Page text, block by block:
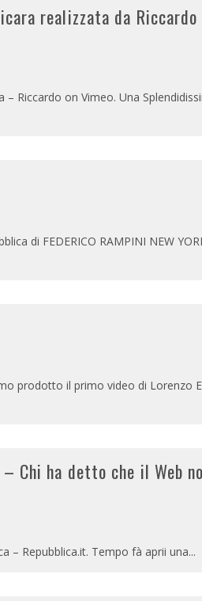
realizzata da Riccardo
Riccardo on Vimeo. Una
di FEDERICO RAMPINI NEW
prodotto il primo video di Lorenzo
Chi ha detto che il Web
– Repubblica.it. Tempo fà aprii una...